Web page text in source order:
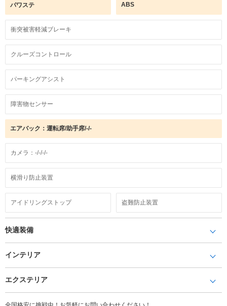
パワステ ABS
衝突被害軽減ブレーキ
クルーズコントロール
パーキングアシスト
障害物センサー
エアバック：運転席/助手席/-/-
カメラ：-/-/-/-
横滑り防止装置
アイドリングストップ 盗難防止装置
快適装備
インテリア
エクステリア